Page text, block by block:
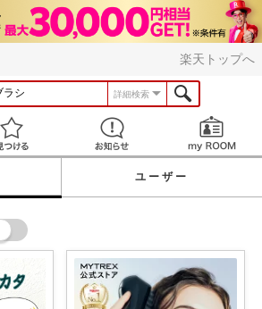
楽天トップへ
詳細検索
見つける お知らせ
ユーザー